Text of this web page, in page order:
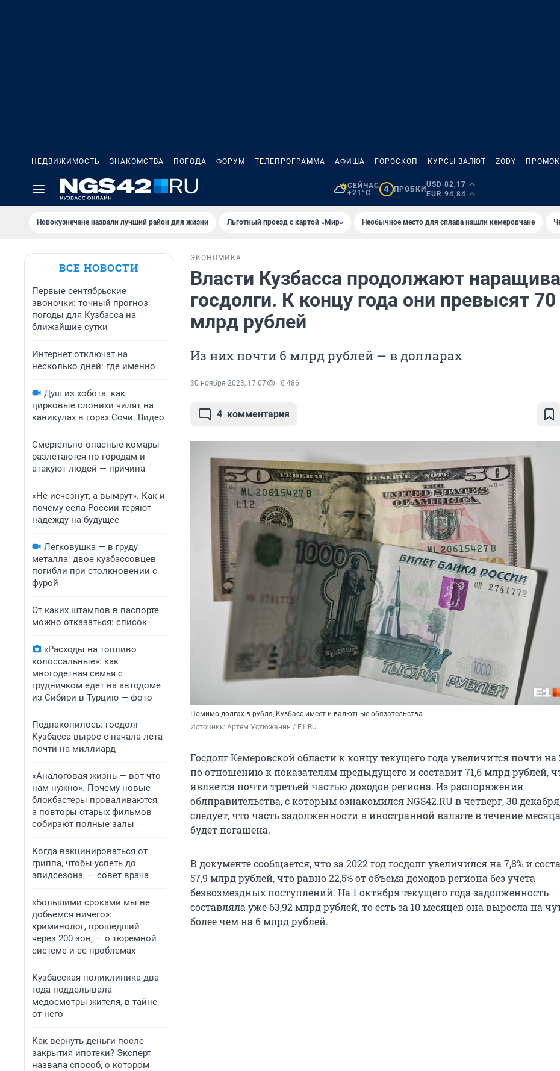
НЕДВИЖИМОСТЬ ЗНАКОМСТВА ПОГОДА ФОРУМ ТЕЛЕПРОГРАММА АФИША ГОРОСКОП КУРСЫ ВАЛЮТ ZODY
СЕЙЧАС
+21°C
4 ПРОБКИ
USD 82,17
EUR 94,84
Новокузнечане назвали лучший район для жизни Льготный проезд с картой «Мир» Необычное место для сплава нашли кемеровчане
ВСЕ НОВОСТИ
Первые сентябрьские
звоночки: точный прогноз
погоды для Кузбасса на
ближайшие сутки
Интернет отключат на
несколько дней: где именно
Душ из хобота: как
цирковые слонихи чилят на
каникулах в горах Сочи. Видео
Смертельно опасные комары
разлетаются по городам и
атакуют людей — причина
«Не исчезнут, а вымрут». Как и
почему села России теряют
надежду на будущее
Легковушка — в груду
металла: двое кузбассовцев
погибли при столкновении с
фурой
От каких штампов в паспорте
можно отказаться: список
«Расходы на топливо
колоссальные»: как
многодетная семья с
грудничком едет на автодоме
из Сибири в Турцию — фото
Поднакопилось: госдолг
Кузбасса вырос с начала лета
почти на миллиард
«Аналоговая жизнь — вот что
нам нужно». Почему новые
блокбастеры проваливаются,
а повторы старых фильмов
собирают полные залы
Когда вакцинироваться от
гриппа, чтобы успеть до
эпидсезона, — совет врача
«Большими сроками мы не
добьемся ничего»:
криминолог, прошедший
через 200 зон, — о тюремной
системе и ее проблемах
Кузбасская поликлиника два
года подделывала
медосмотры жителя, в тайне
от него
Как вернуть деньги после
закрытия ипотеки? Эксперт
назвала способ, о котором
ЭКОНОМИКА
Власти Кузбасса продолжают
госдолги. К концу года они превысят 70
млрд рублей
Из них почти 6 млрд рублей — в долларах
30 ноября 2023, 17:07 6 486
4 комментария
Помимо долгах в рубля, Кузбасс имеет и валютные обязательства
Источник: Артем Устюжанин / E1.RU
Госдолг Кемеровской области к концу текущего года увеличится почти на
по отношению к показателям предыдущего и составит 71,6 млрд рублей,
является почти третьей частью доходов региона. Из распоряжения
облправительства, с которым ознакомился NGS42.RU в четверг, 30
следует, что часть задолженности в иностранной валюте в течение месяца
будет погашена.
В документе сообщается, что за 2022 год госдолг увеличился на 7,8% и
57,9 млрд рублей, что равно 22,5% от объема доходов региона без учета
безвозмездных поступлений. На 1 октября текущего года задолженность
составляла уже 63,92 млрд рублей, то есть за 10 месяцев она выросла на
более чем на 6 млрд рублей.